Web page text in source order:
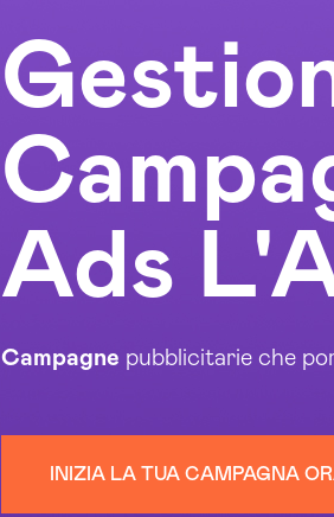
Ads
Campagne pubblicitarie che
INIZIA LA TUA CAMPAGNA